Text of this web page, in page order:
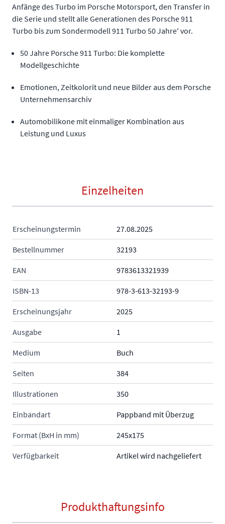
Anfänge des Turbo im Porsche Motorsport, den Transfer in
die Serie und stellt alle Generationen des Porsche 911
Turbo bis zum Sondermodell 911 Turbo 50 Jahre' vor.
50 Jahre Porsche 911 Turbo: Die komplette
Modellgeschichte
Emotionen, Zeitkolorit und neue Bilder aus dem Porsche
Unternehmensarchiv
Automobilikone mit einmaliger Kombination aus
Leistung und Luxus
Einzelheiten
Erscheinungstermin 27.08.2025
Bestellnummer 32193
EAN 9783613321939
ISBN-13 978-3-613-32193-9
Erscheinungsjahr 2025
Ausgabe 1
Medium Buch
Seiten 384
Illustrationen 350
Einbandart Pappband mit Überzug
Format (BxH in mm) 245x175
Verfügbarkeit Artikel wird nachgeliefert
Produkthaftungsinfo